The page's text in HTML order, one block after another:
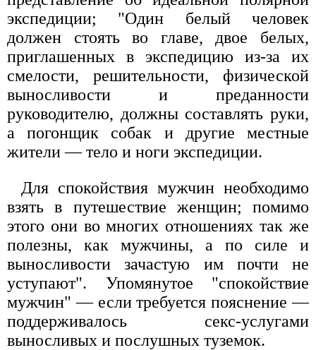
экспедиции; "Один белый человек
должен стоять во главе, двое белых,
приглашенных в экспедицию из-за их
смелости, решительности, физической
выносливости и преданности
руководителю, должны составлять руки,
а погонщик собак и другие местные
жители — тело и ноги экспедиции.
Для спокойствия мужчин необходимо
взять в путешествие женщин; помимо
этого они во многих отношениях так же
полезны, как мужчины, а по силе и
выносливости зачастую им почти не
уступают". Упомянутое "спокойствие
мужчин" — если требуется пояснение —
поддерживалось секс-услугами
выносливых и послушных туземок.